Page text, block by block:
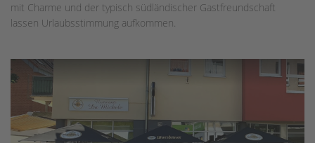
mit Charme und der typisch südländischer Gastfreundschaft
lassen Urlaubsstimmung aufkommen.